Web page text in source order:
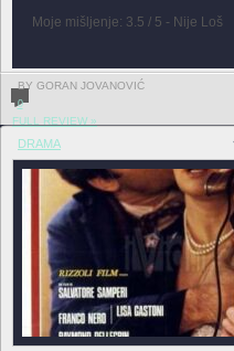
Moje mišljenje: 3.5 / 5 - Nije Loš
BY GORAN JOVANOVIĆ
0
FULL REVIEW »
DRAMA